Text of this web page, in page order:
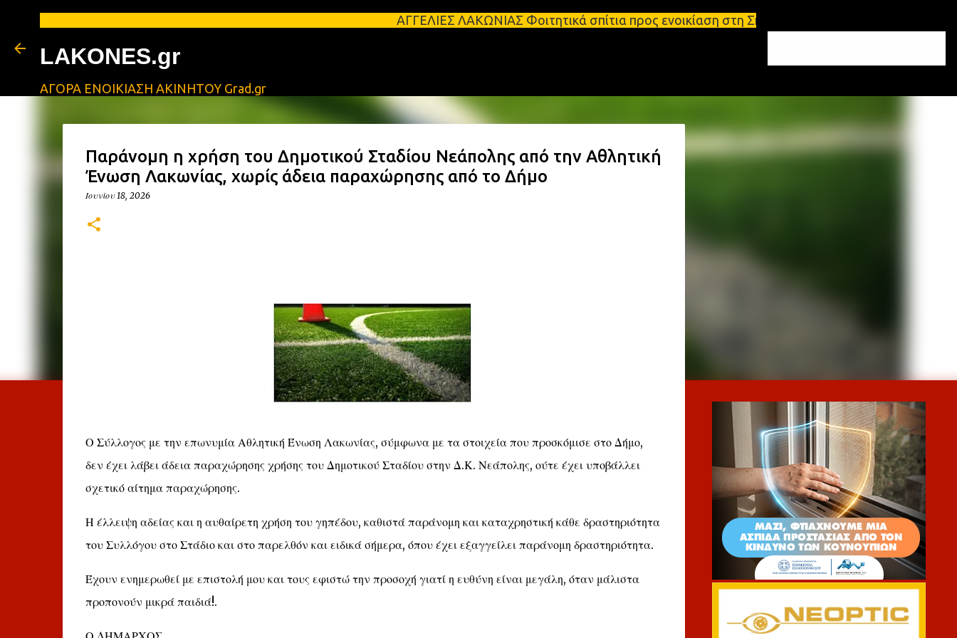
Μετάβαση στο κύριο περιεχόμενο
ΑΓΓΕΛΙΕΣ ΛΑΚΩΝΙΑΣ Φοιτητικά σπίτια προς ενοικίαση στη Σπάρτη Ενοικιάσεις διαμερισμάτων
LAKONES.gr
ΑΓΟΡΑ ΕΝΟΙΚΙΑΣΗ ΑΚΙΝΗΤΟΥ Grad.gr
Παράνομη η χρήση του Δημοτικού Σταδίου Νεάπολης από την Αθλητική
Ένωση Λακωνίας, χωρίς άδεια παραχώρησης από το Δήμο
Ιουνίου 18, 2026
Ο Σύλλογος με την επωνυμία Αθλητική Ένωση Λακωνίας, σύμφωνα με τα στοιχεία που προσκόμισε στο Δήμο,
δεν έχει λάβει άδεια παραχώρησης χρήσης του Δημοτικού Σταδίου στην Δ.Κ. Νεάπολης, ούτε έχει υποβάλλει
σχετικό αίτημα παραχώρησης.
Η έλλειψη αδείας και η αυθαίρετη χρήση του γηπέδου, καθιστά παράνομη και καταχρηστική κάθε δραστηριότητα
του Συλλόγου στο Στάδιο και στο παρελθόν και ειδικά σήμερα, όπου έχει εξαγγείλει παράνομη δραστηριότητα.
Έχουν ενημερωθεί με επιστολή μου και τους εφιστώ την προσοχή γιατί η ευθύνη είναι μεγάλη, όταν μάλιστα
προπονούν μικρά παιδιά!.